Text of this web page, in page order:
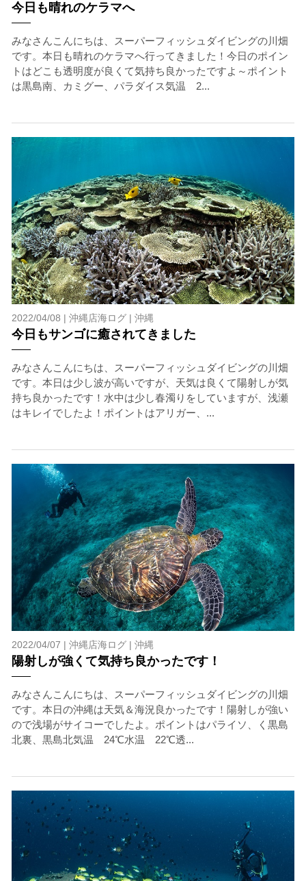
今日も晴れのケラマへ
みなさんこんにちは、スーパーフィッシュダイビングの川畑
です。本日も晴れのケラマへ行ってきました！今日のポイン
トはどこも透明度が良くて気持ち良かったですよ～ポイント
は黒島南、カミグー、パラダイス気温 2...
2022/04/08 | 沖縄店海ログ| 沖縄
今日もサンゴに癒されてきました
みなさんこんにちは、スーパーフィッシュダイビングの川畑
です。本日は少し波が高いですが、天気は良くて陽射しが気
持ち良かったです！水中は少し春濁りをしていますが、浅瀬
はキレイでしたよ！ポイントはアリガー、...
2022/04/07 | 沖縄店海ログ| 沖縄
陽射しが強くて気持ち良かったです！
みなさんこんにちは、スーパーフィッシュダイビングの川畑
です。本日の沖縄は天気＆海況良かったです！陽射しが強い
ので浅場がサイコーでしたよ。ポイントはパライソ、く黒島
北裏、黒島北気温 24℃水温 22℃透...